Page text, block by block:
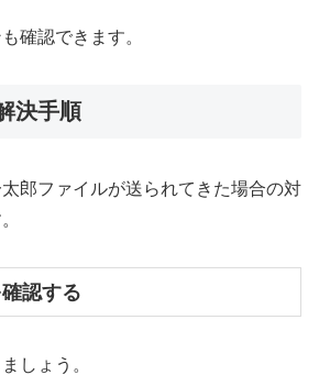
確認できます。
決手順
郎ファイルが送られてきた場合の対
認する
しょう。